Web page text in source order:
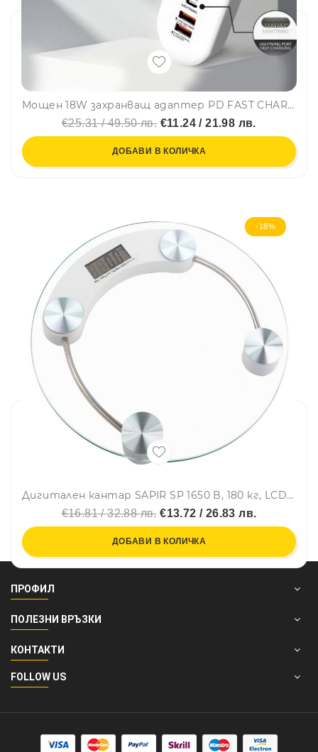
Мощен 18W захранващ адаптер PD FAST CHARGER - 2х USB, 2х TYPE C и Lightning порта
€25.31 / 49.50 лв.€11.24 / 21.98 лв.
ДОБАВИ В КОЛИЧКА
-18%
Дигитален кантар SAPIR SP 1650 B, 180 кг, LCD екран, Включена батерия, Стъклен
€16.81 / 32.88 лв.€13.72 / 26.83 лв.
ДОБАВИ В КОЛИЧКА
ПРОФИЛ
ПОЛЕЗНИ ВРЪЗКИ
КОНТАКТИ
FOLLOW US